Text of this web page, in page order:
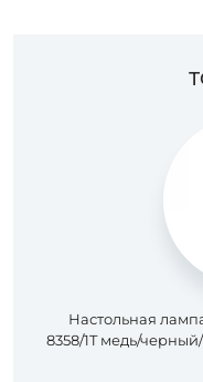
Настольная
8358/1T медь/